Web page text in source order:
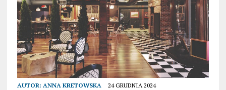
AUTOR: ANNA KRETOWSKA 24 GRUDNIA 2024